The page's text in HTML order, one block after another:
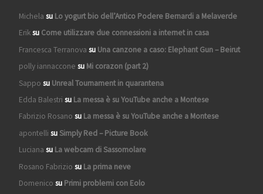
Michela su Lo yogurt bio dell’Antico Podere Bernardi a Melaverde
Eriksu Come utilizzare due connessioni a internet in casa
Francesca Terranova su Una canzone a caso: Elephant Gun – Beirut
polly iannaccone su Mi corazon (part 2)
Sappo su Unreal Tournament in quarantena
Edda Balestri su La messa è su YouTube anche a Montese
Fabrizio Rosano su La messa è su YouTube anche a Montese
apontelli suSimply Red – Picture Book
Luciana su La webcam di Sassomolare
Rosano Fabrizio su La prima neve
Domenico su Primi problemi con Eolo